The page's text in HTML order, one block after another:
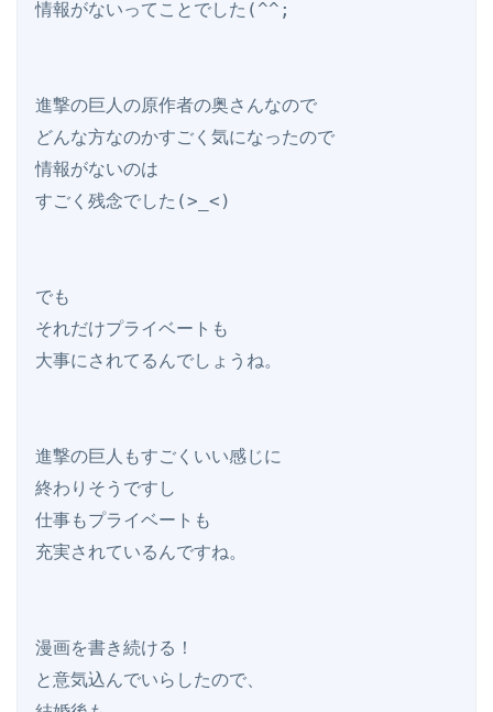
情報がないってことでした(^^;
進撃の巨人の原作者の奥さんなので
どんな方なのかすごく気になったので
情報がないのは
すごく残念でした(>_<)
でも
それだけプライベートも
大事にされてるんでしょうね。
進撃の巨人もすごくいい感じに
終わりそうですし
仕事もプライベートも
充実されているんですね。
漫画を書き続ける！
と意気込んでいらしたので、